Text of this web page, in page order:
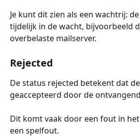
Je kunt dit zien als een wachtrij:
tijdelijk in de wacht, bijvoorbeeld
overbelaste mailserver.
Rejected
De status rejected betekent dat
geaccepteerd door de
Dit komt vaak door een fout in
een spelfout.